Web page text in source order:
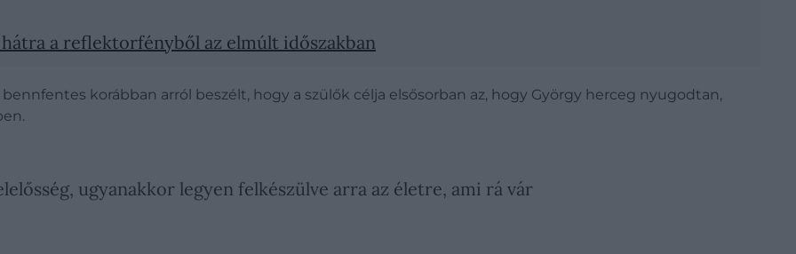
a reflektorfényből az elmúlt időszakban
korábban arról beszélt, hogy a szülők célja elsősorban az, hogy György herceg nyugodtan,
ugyanakkor legyen felkészülve arra az életre, ami rá vár